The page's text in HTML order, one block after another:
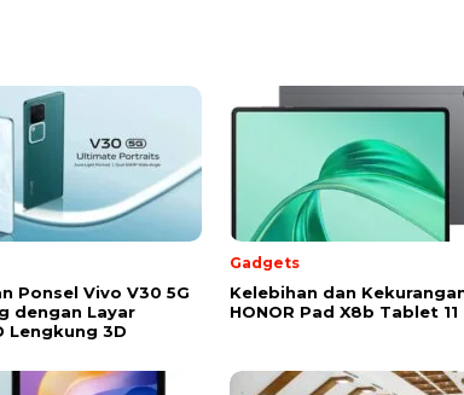
Ponsel Vivo V30 5G
dengan Layar
Lengkung 3D
Gadgets
Kelebihan dan
HONOR Pad X8b Tablet 11